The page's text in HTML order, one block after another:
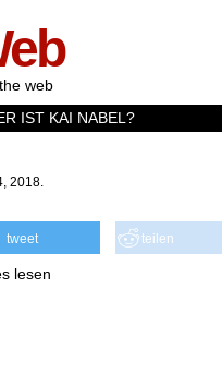
web
IST KAI NABEL?
2018.
tweet teilen
lesen